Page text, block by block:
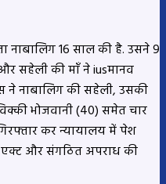
नाबालिग 16 साल की है. उसने 9
सहेली की माँ ने iusमानव
ने नाबालिग की सहेली, उसकी
भोजवानी (40) समेत चार
कर न्यायालय में पेश
एक्ट और संगठित अपराध की